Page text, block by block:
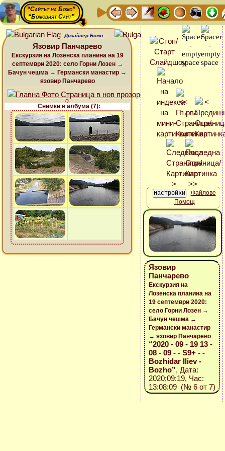
“Сайтът на Божо”
“Божовият Сайт”
Дизайнер Божо
Язовир Панчарево
Екскурзия на Лозенска планина на 19
септември 2020: село Горни Лозен →
Бачун чешма → Германски манастир →
язовир Панчарево
Снимки в албума (7):
Файлове
Помощ
Язовир
Панчарево
Екскурзия на
Лозенска планина на
19 септември 2020:
село Горни Лозен →
Бачун чешма →
Германски манастир
→ язовир Панчарево
“2020 - 09 - 19 13 -
08 - 09 - - S9+ - -
Bozhidar Iliev -
Bozho”, Дата:
2020:09:19, Час:
13:08:09 (№ 6 от 7)